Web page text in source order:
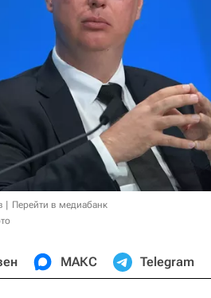
Перейти в медиабанк
МАКС Telegram